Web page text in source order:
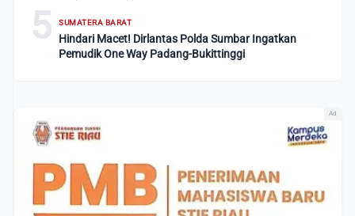
5 SUMATERA BARAT
Hindari Macet! Dirlantas Polda Sumbar Ingatkan
Pemudik One Way Padang-Bukittinggi
Ad